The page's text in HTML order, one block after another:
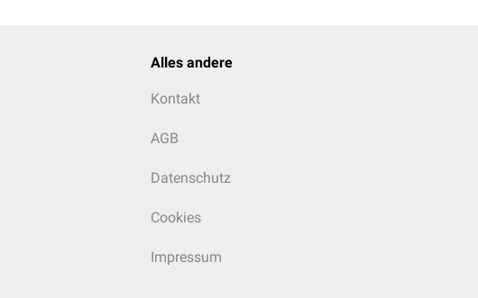
Alles andere
Kontakt
AGB
Datenschutz
Cookies
Impressum